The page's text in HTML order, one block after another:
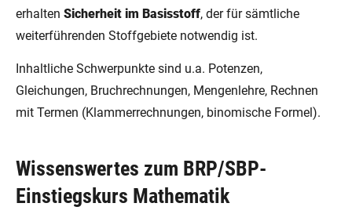
erhalten Sicherheit im Basisstoff, der für sämtliche
weiterführenden Stoffgebiete notwendig ist.
Inhaltliche Schwerpunkte sind u.a. Potenzen,
Gleichungen, Bruchrechnungen, Mengenlehre, Rechnen
mit Termen (Klammerrechnungen, binomische Formel).
Wissenswertes zum BRP/SBP-
Einstiegskurs Mathematik